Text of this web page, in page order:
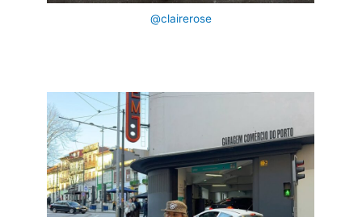
@clairerose